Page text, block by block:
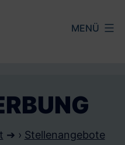
MENÜ
➔ › Stellenangebote